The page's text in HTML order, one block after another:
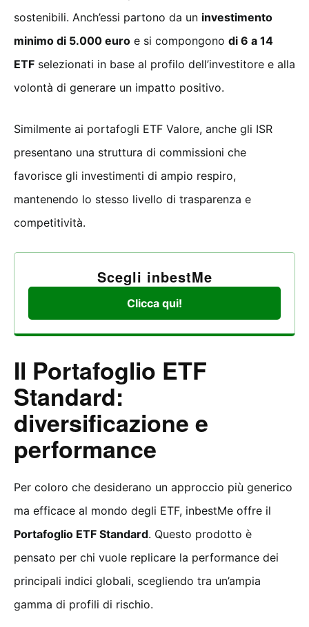
sostenibili. Anch’essi partono da un investimento
minimo di 5.000 euro e si compongono di 6 a 14
ETF selezionati in base al profilo dell’investitore e alla
volontà di generare un impatto positivo.
Similmente ai portafogli ETF Valore, anche gli ISR
presentano una struttura di commissioni che
favorisce gli investimenti di ampio respiro,
mantenendo lo stesso livello di trasparenza e
competitività.
Scegli inbestMe
Clicca qui!
Il Portafoglio ETF
Standard:
diversificazione e
performance
Per coloro che desiderano un approccio più generico
ma efficace al mondo degli ETF, inbestMe offre il
Portafoglio ETF Standard. Questo prodotto è
pensato per chi vuole replicare la performance dei
principali indici globali, scegliendo tra un’ampia
gamma di profili di rischio.